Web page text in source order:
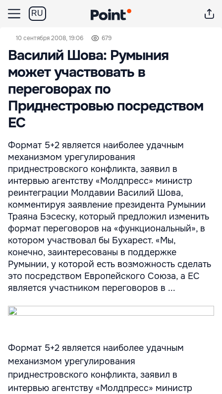
RU
10 сентября 2008, 19:06 679
Василий Шова: Румыния
может участвовать в
переговорах по
Приднестровью посредством
ЕС
Формат 5+2 является наиболее удачным
механизмом урегулирования
приднестровского конфликта, заявил в
интервью агентству «Молдпресс» министр
реинтеграции Молдавии Василий Шова,
комментируя заявление президента Румынии
Траяна Бэсеску, который предложил изменить
формат переговоров на «функциональный», в
котором участвовал бы Бухарест. «Мы,
конечно, заинтересованы в поддержке
Румынии, у которой есть возможность сделать
это посредством Европейского Союза, а ЕС
является участником переговоров в ...
Формат 5+2 является наиболее удачным
механизмом урегулирования
приднестровского конфликта, заявил в
интервью агентству «Молдпресс» министр